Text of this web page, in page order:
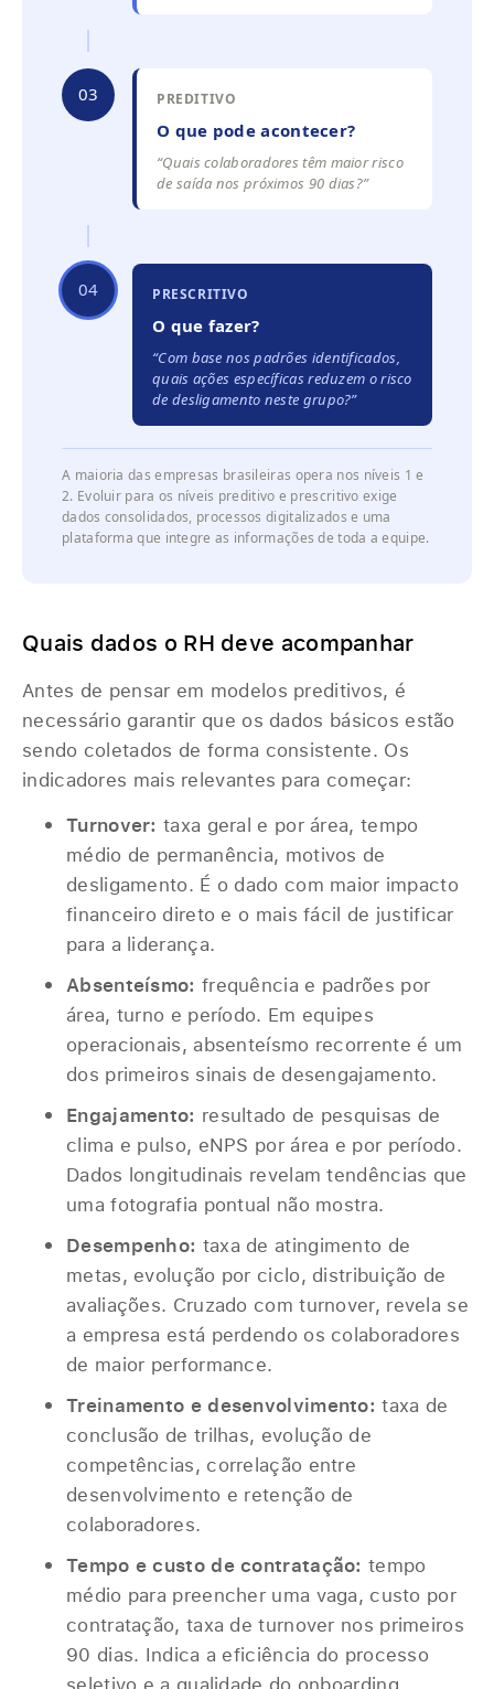
03 PREDITIVO
O que pode acontecer?
“Quais colaboradores têm maior risco
de saída nos próximos 90 dias?”
04 PRESCRITIVO
O que fazer?
“Com base nos padrões identificados,
quais ações específicas reduzem o risco
de desligamento neste grupo?”
A maioria das empresas brasileiras opera nos níveis 1 e
2. Evoluir para os níveis preditivo e prescritivo exige
dados consolidados, processos digitalizados e uma
plataforma que integre as informações de toda a equipe.
Quais dados o RH deve acompanhar
Antes de pensar em modelos preditivos, é
necessário garantir que os dados básicos estão
sendo coletados de forma consistente. Os
indicadores mais relevantes para começar:
Turnover: taxa geral e por área, tempo
médio de permanência, motivos de
desligamento. É o dado com maior impacto
financeiro direto e o mais fácil de justificar
para a liderança.
Absenteísmo: frequência e padrões por
área, turno e período. Em equipes
operacionais, absenteísmo recorrente é um
dos primeiros sinais de desengajamento.
Engajamento: resultado de pesquisas de
clima e pulso, eNPS por área e por período.
Dados longitudinais revelam tendências que
uma fotografia pontual não mostra.
Desempenho: taxa de atingimento de
metas, evolução por ciclo, distribuição de
avaliações. Cruzado com turnover, revela se
a empresa está perdendo os colaboradores
de maior performance.
Treinamento e desenvolvimento: taxa de
conclusão de trilhas, evolução de
competências, correlação entre
desenvolvimento e retenção de
colaboradores.
Tempo e custo de contratação: tempo
médio para preencher uma vaga, custo por
contratação, taxa de turnover nos primeiros
90 dias. Indica a eficiência do processo